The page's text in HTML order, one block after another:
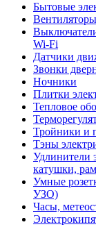
Бытовые
Wi-Fi
Датчики
Звонки
Ночники
Плитки
Тепловое
Тройники и
Тэны
Удлинители
катушки,
Умные
УЗО)
Часы,